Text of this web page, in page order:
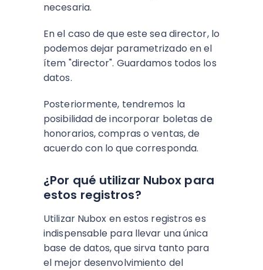
necesaria.
En el caso de que este sea director, lo
podemos dejar parametrizado en el
ítem "director". Guardamos todos los
datos.
Posteriormente, tendremos la
posibilidad de incorporar boletas de
honorarios, compras o ventas, de
acuerdo con lo que corresponda.
¿Por qué utilizar Nubox para
estos registros?
Utilizar Nubox en estos registros es
indispensable para llevar una única
base de datos, que sirva tanto para
el mejor desenvolvimiento del